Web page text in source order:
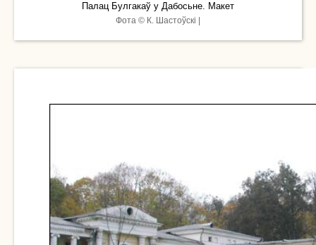
Палац Булгакаў у Дабосьне. Макет
Фота © К. Шастоўскі |